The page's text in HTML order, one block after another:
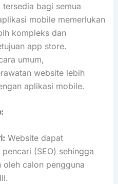
bagi semua
mobile memerlukan
kompleks dan
app store.
umum,
website lebih
aplikasi mobile.
Website dapat
(SEO) sehingga
oleh calon pengguna